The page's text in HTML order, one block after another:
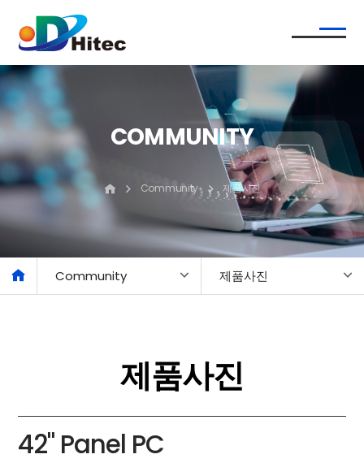
COMMUNITY
Community 제품사진
Community 제품사진
제품사진
42" Panel PC